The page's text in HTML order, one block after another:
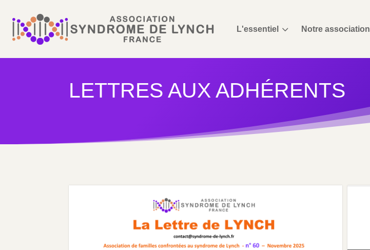
L'essentiel 3 Notre association
LETTRES AUX ADHÉRENTS